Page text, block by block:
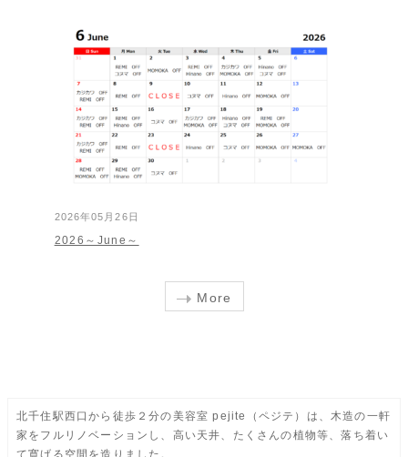
2026年05月26日
2026～June～
More
北千住駅西口から徒歩２分の美容室 pejite（ペジテ）は、木造の一軒
家をフルリノベーションし、高い天井、たくさんの植物等、落ち着い
て寛げる空間を造りました。